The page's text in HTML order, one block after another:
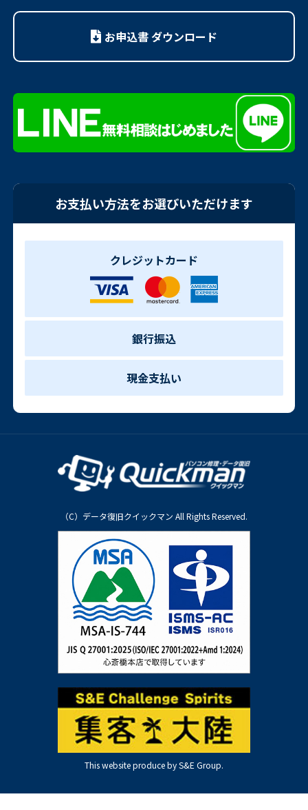
お申込書 ダウンロード
お支払い方法をお選びいただけます
クレジットカード
銀行振込
現金支払い
（C）データ復旧クイックマン All Rights Reserved.
This website produce by S&E Group.